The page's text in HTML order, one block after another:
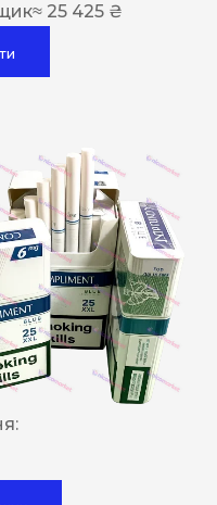
Сигарети LD
≈ 25 425 ₴